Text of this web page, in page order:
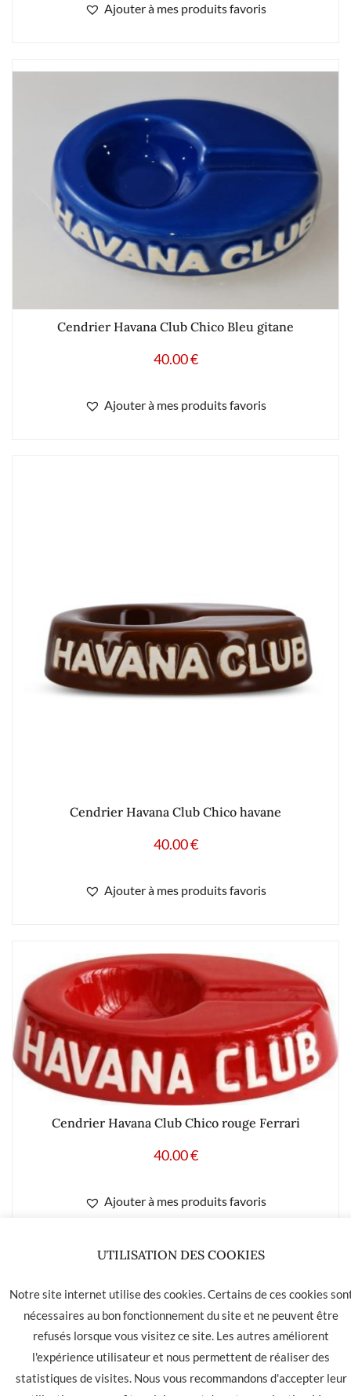
Ajouter à mes produits favoris
Cendrier Havana Club Chico Bleu gitane
40.00€
Ajouter à mes produits favoris
Cendrier Havana Club Chico havane
40.00€
Ajouter à mes produits favoris
Cendrier Havana Club Chico rouge Ferrari
40.00€
Ajouter à mes produits favoris
LA HAVANE 40 bis rue des Tilleuls 30900 NIMES - Tél: 04 66
05 01 31
Contact CGU CGV
UTILISATION DES COOKIES
Notre site internet utilise des cookies. Certains de ces cookies
nécessaires au bon fonctionnement du site et ne peuvent être
refusés lorsque vous visitez ce site. Les autres améliorent
l'expérience utilisateur et nous permettent de réaliser des
statistiques de visites. Nous vous recommandons d'accepter leur